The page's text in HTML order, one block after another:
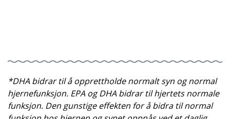
*DHA bidrar til å opprettholde normalt syn og normal
hjernefunksjon. EPA og DHA bidrar til hjertets normale
funksjon. Den gunstige effekten for å bidra til normal